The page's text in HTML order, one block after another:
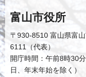
富山市役所
〒930-8510 富山県富
6111（代表）
開庁時間：午前8時30
日、年末年始を除く）